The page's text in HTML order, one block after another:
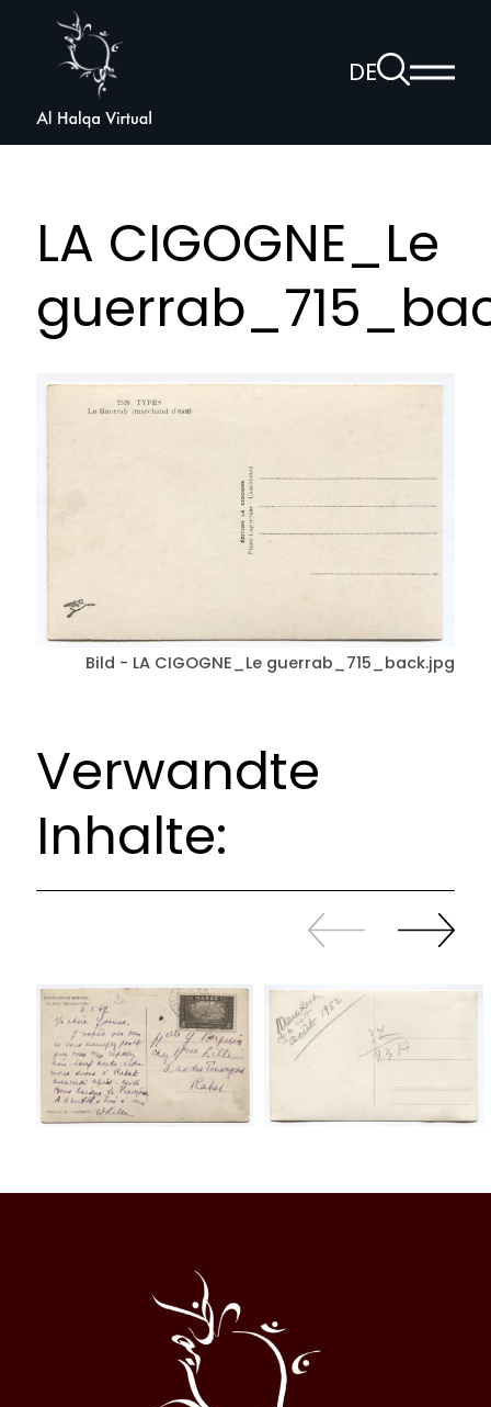
Halqa
DEZur
Suchseite
LA CIGOGNE_Le
Bild - LA CIGOGNE_Le guerrab_715_back.jpg
Verwandte
Inhalte:
Zurück
sliden
Weiter
sliden
Halqa